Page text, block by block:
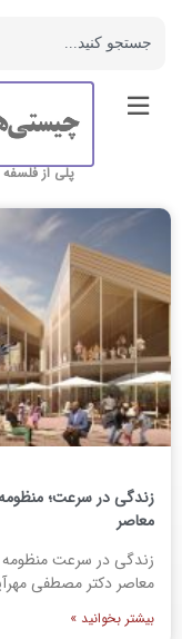
پلی از فلسفه
زندگی در سرعت؛
معاصر
زندگی در سرعت
معاصر دکتر مصطفی مهرآیین ۱) آنچه
بیشتر بخوانید »